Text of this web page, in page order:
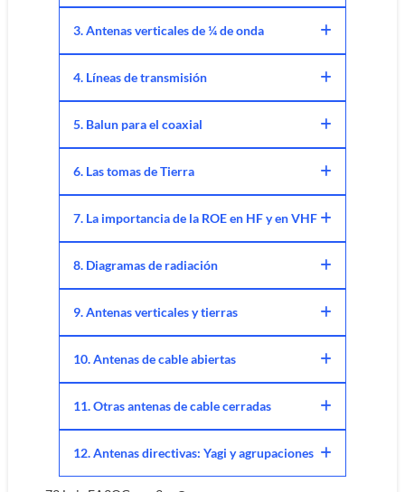
3. Antenas verticales de ¼ de onda
4. Líneas de transmisión
5. Balun para el coaxial
6. Las tomas de Tierra
7. La importancia de la ROE en HF y en VHF
8. Diagramas de radiación
9. Antenas verticales y tierras
10. Antenas de cable abiertas
11. Otras antenas de cable cerradas
12. Antenas directivas: Yagi y agrupaciones